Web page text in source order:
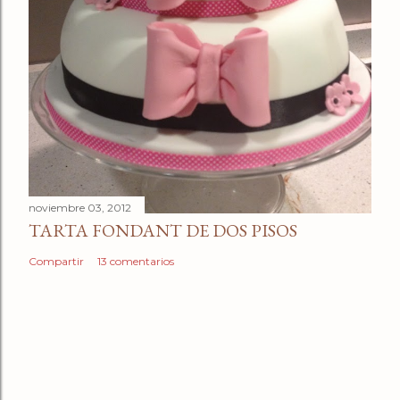
noviembre 03, 2012
TARTA FONDANT DE DOS PISOS
Compartir 13 comentarios